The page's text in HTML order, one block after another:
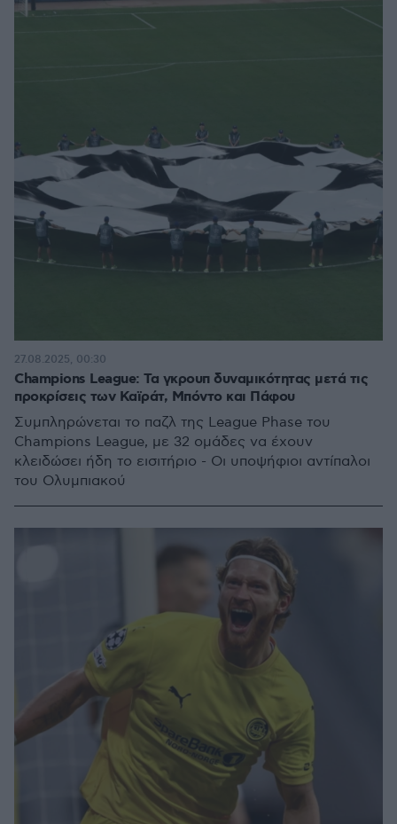
Champions League: Τα γκρουπ δυναμικότητας μετά τις
προκρίσεις των Καϊράτ, Μπόντο και Πάφου
Συμπληρώνεται το παζλ της League Phase του
Champions League, με 32 ομάδες να έχουν
κλειδώσει ήδη το εισιτήριο - Οι υποψήφιοι αντίπαλοι
του Ολυμπιακού
27.08.2025, 00:30